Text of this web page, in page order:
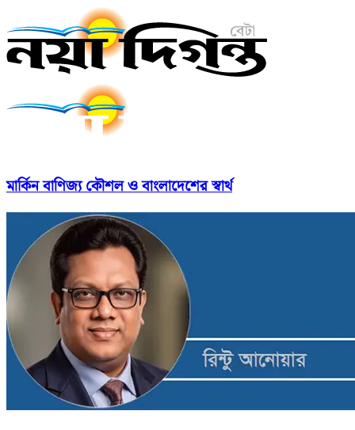
মার্কিন বাণিজ্য কৌশল ও বাংলাদেশের স্বার্থ